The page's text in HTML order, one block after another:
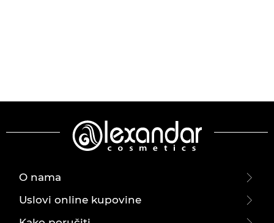
O nama
Uslovi online kupovine